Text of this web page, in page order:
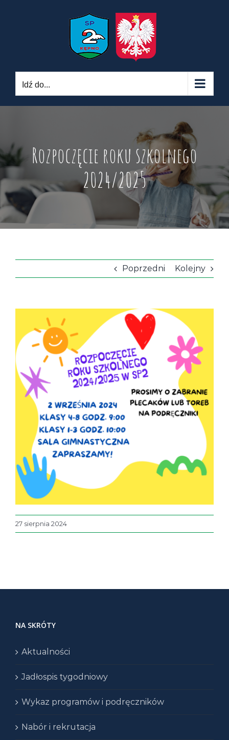
Idź do...
Rozpoczęcie roku szkolnego
2024/2025
Poprzedni Kolejny
27 sierpnia 2024
NA SKRÓTY
Aktualności
Jadłospis tygodniowy
Wykaz programów i podręczników
Nabór i rekrutacja